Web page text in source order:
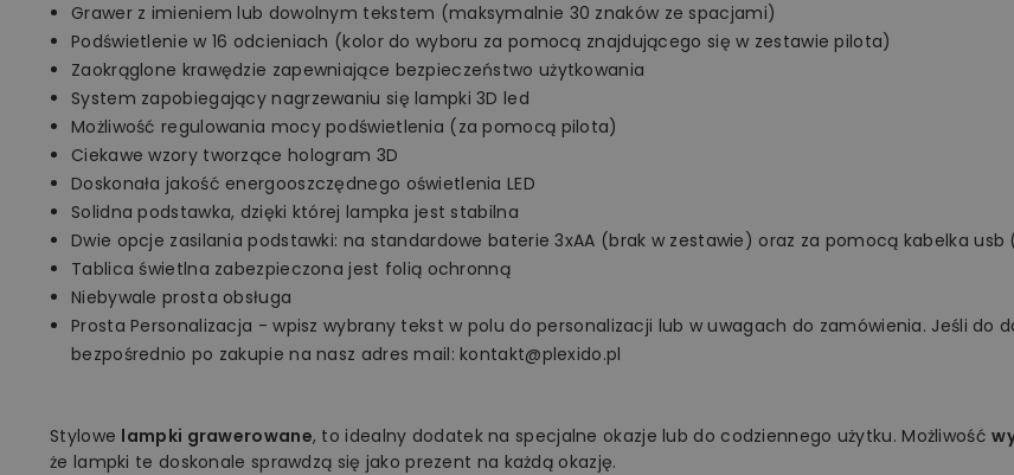
Grawer z imieniem lub dowolnym tekstem (maksymalnie 30 znaków ze spacjami)
Podświetlenie w 16 odcieniach (kolor do wyboru za pomocą znajdującego się w zestawie pilota)
Zaokrąglone krawędzie zapewniające bezpieczeństwo użytkowania
System zapobiegający nagrzewaniu się lampki 3D led
Możliwość regulowania mocy podświetlenia (za pomocą pilota)
Ciekawe wzory tworzące hologram 3D
Doskonała jakość energooszczędnego oświetlenia LED
Solidna podstawka, dzięki której lampka jest stabilna
Dwie opcje zasilania podstawki: na standardowe baterie 3xAA (brak w zestawie) oraz za pomocą kabelka usb
Tablica świetlna zabezpieczona jest folią ochronną
Niebywale prosta obsługa
Prosta Personalizacja - wpisz wybrany tekst w polu do personalizacji lub w uwagach do zamówienia. Jeśli do
bezpośrednio po zakupie na nasz adres mail: kontakt@plexido.pl
Stylowe lampki grawerowane, to idealny dodatek na specjalne okazje lub do codziennego użytku. Możliwość
że lampki te doskonale sprawdzą się jako prezent na każdą okazję.